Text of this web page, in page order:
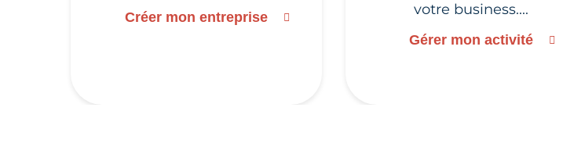
Créer mon entreprise
votre business....
Gérer mon activité